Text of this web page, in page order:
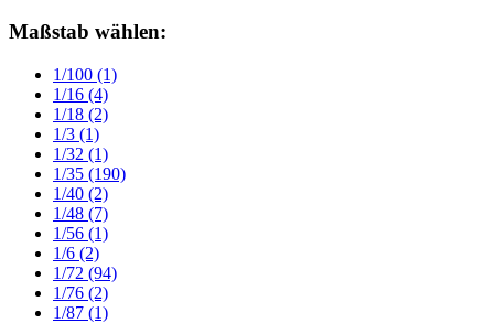
Maßstab wählen:
1/100 (1)
1/16 (4)
1/18 (2)
1/3 (1)
1/32 (1)
1/35 (190)
1/40 (2)
1/48 (7)
1/56 (1)
1/6 (2)
1/72 (94)
1/76 (2)
1/87 (1)